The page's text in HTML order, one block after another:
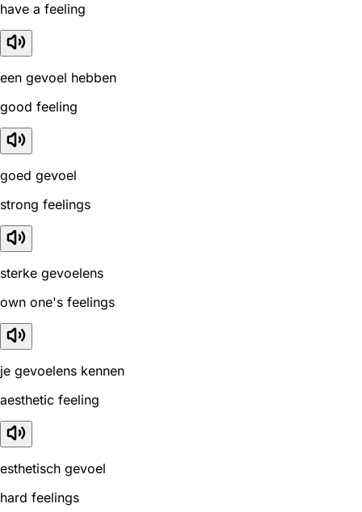
have a feeling
een gevoel hebben
good feeling
goed gevoel
strong feelings
sterke gevoelens
own one's feelings
je gevoelens kennen
aesthetic feeling
esthetisch gevoel
hard feelings